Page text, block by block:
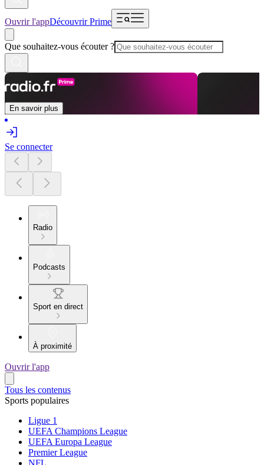
Ouvrir l'appDécouvrir Prime
Que souhaitez-vous écouter ?
En savoir plus
Se connecter
Radio
Podcasts
Sport en direct
À proximité
Ouvrir l'app
Tous les contenus
Sports populaires
Ligue 1
UEFA Champions League
UEFA Europa League
Premier League